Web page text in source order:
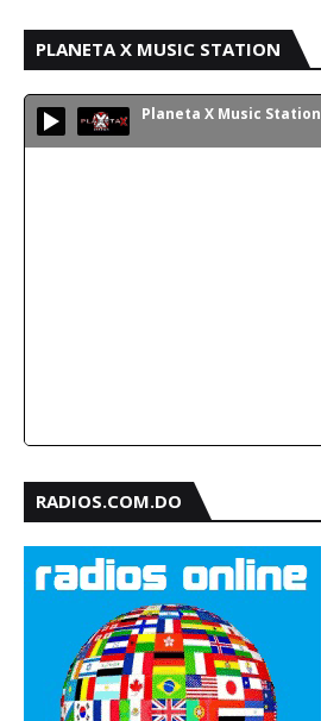
PLANETA X MUSIC STATION
Planeta X Music Station
RADIOS.COM.DO